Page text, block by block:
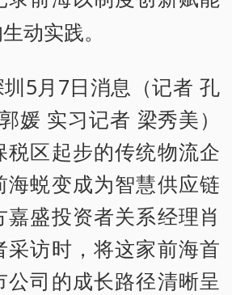
动实践。
5月7日消息（记者 孔
媛 实习记者 梁秀美）
税区起步的传统物流企
海蜕变成为智慧供应链
嘉盛投资者关系经理肖
采访时，将这家前海首
公司的成长路径清晰呈